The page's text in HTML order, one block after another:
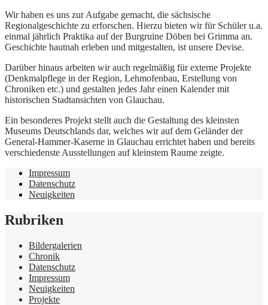
Wir haben es uns zur Aufgabe gemacht, die sächsische
Regionalgeschichte zu erforschen. Hierzu bieten wir für Schüler u.a.
einmal jährlich Praktika auf der Burgruine Döben bei Grimma an.
Geschichte hautnah erleben und mitgestalten, ist unsere Devise.
Darüber hinaus arbeiten wir auch regelmäßig für externe Projekte
(Denkmalpflege in der Region, Lehmofenbau, Erstellung von
Chroniken etc.) und gestalten jedes Jahr einen Kalender mit
historischen Stadtansichten von Glauchau.
Ein besonderes Projekt stellt auch die Gestaltung des kleinsten
Museums Deutschlands dar, welches wir auf dem Geländer der
General-Hammer-Kaserne in Glauchau errichtet haben und bereits
verschiedenste Ausstellungen auf kleinstem Raume zeigte.
Impressum
Datenschutz
Neuigkeiten
Rubriken
Bildergalerien
Chronik
Datenschutz
Impressum
Neuigkeiten
Projekte